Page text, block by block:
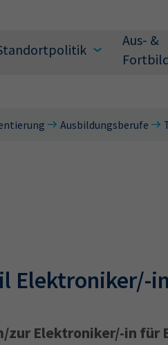
Aus- &
Hier können Sie auch
Ausbildungsberufe
Elektroniker/-
zur Elektroniker/-in für